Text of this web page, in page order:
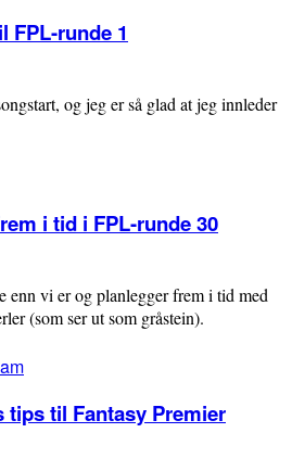
FPL-runde 1
og jeg er så glad at jeg innleder
i tid i FPL-runde 30
enn vi er og planlegger frem i tid med
(som ser ut som gråstein).
tips til Fantasy Premier